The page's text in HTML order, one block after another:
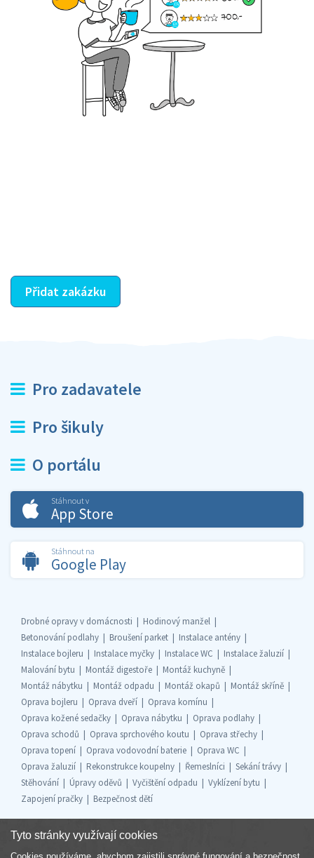
Přidat zakázku
Pro zadavatele
Pro šikuly
O portálu
Stáhnout v
App Store
Stáhnout na
Google Play
Drobné opravy v domácnosti
Hodinový manžel
Betonování podlahy
Broušení parket
Instalace antény
Instalace bojleru
Instalace myčky Instalace WC
Instalace žaluzií
Malování bytu
Montáž digestoře
Montáž kuchyně
Montáž nábytku
Montáž odpadu Montáž okapů
Montáž skříně
Oprava bojleru
Oprava dveří
Oprava komínu
Oprava kožené sedačky
Oprava nábytku
Oprava podlahy
Oprava schodů
Oprava sprchového koutu
Oprava střechy
Oprava topení
Oprava vodovodní baterie
Oprava WC
Oprava žaluzií
Rekonstrukce koupelny Řemeslníci
Sekání trávy
Stěhování
Úpravy oděvů Vyčištění odpadu
Vyklízení bytu
Zapojení pračky
Bezpečnost dětí
Tyto stránky využívají cookies